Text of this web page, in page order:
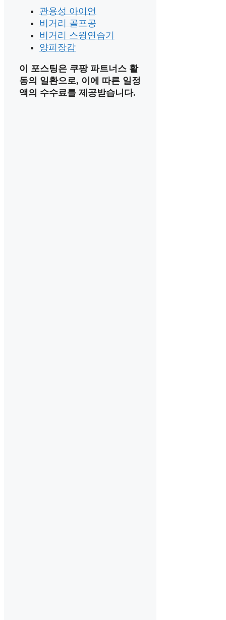
관용성 아이언
비거리 골프공
비거리 스윙연습기
양피장갑
이 포스팅은 쿠팡 파트너스 활
동의 일환으로, 이에 따른 일정
액의 수수료를 제공받습니다.